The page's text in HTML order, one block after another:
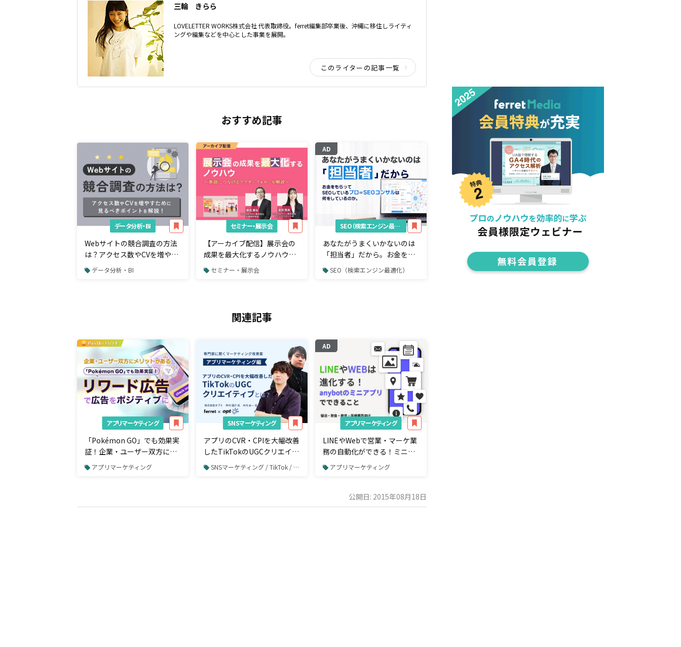
三輪 きらら
LOVELETTER WORKS株式会社 代表取締役。ferret編集部卒業後、沖縄に移住しライティ
ングや編集などを中心とした事業を展開。
このライターの記事一覧
おすすめ記事
データ分析・BI
Webサイトの競合調査の方法
は？アクセス数やCVを増やす
ために見るべきポイント
データ分析・BI
セミナー・展示会
【アーカイブ配信】展示会の
成果を最大化するノウハウ～
商談につなげるアフターフォ
セミナー・展示会
AD
SEO（検索エンジン最適化）
あなたがうまくいかないのは
「担当者」だから。お金をも
らってSEOしているプロ＝
SEO（検索エンジン最適化）
関連記事
アプリマーケティング
「Pokémon GO」でも効果実
証！企業・ユーザー双方にメ
リットがある「リワード広
アプリマーケティング
SNSマーケティング
アプリのCVR・CPIを大幅改善
したTikTokのUGCクリエイテ
ィブとは？ 専門家に聞くマー
ケティング改善案【アプリマ
SNSマーケティング / TikTok / TikTok広告
AD
アプリマーケティング
LINEやWebで営業・マーケ業
務の自動化ができる！ミニア
プリの活用事例まとめ（随時
アプリマーケティング
公開日: 2015年08月18日